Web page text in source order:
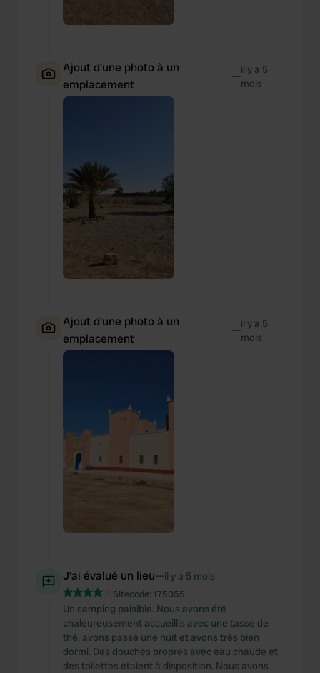
Ajout d'une photo à un
emplacement
—il y a 5
mois
Ajout d'une photo à un
emplacement
—il y a 5
mois
J'ai évalué un lieu—il y a 5 mois
Sitecode: 175055
Un camping paisible. Nous avons été
chaleureusement accueillis avec une tasse de
thé, avons passé une nuit et avons très bien
dormi. Des douches propres avec eau chaude et
des toilettes étaient à disposition. Nous avons